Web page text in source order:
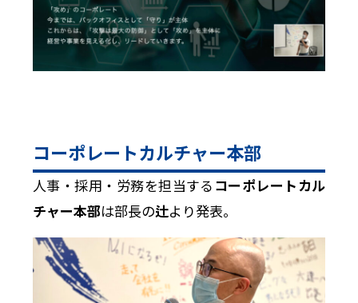
コーポレートカルチャー本部
人事・採用・労務を担当する コーポレートカル
チャー本部は部長の辻より発表。